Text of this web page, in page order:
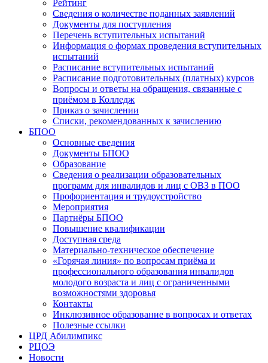
Рейтинг
Сведения о количестве поданных заявлений
Документы для поступления
Перечень вступительных испытаний
Информация о формах проведения вступительных
испытаний
Расписание вступительных испытаний
Расписание подготовительных (платных) курсов
Вопросы и ответы на обращения, связанные с
приёмом в Колледж
Приказ о зачислении
Списки, рекомендованных к зачислению
БПОО
Основные сведения
Документы БПОО
Образование
Сведения о реализации образовательных
программ для инвалидов и лиц с ОВЗ в ПОО
Профориентация и трудоустройство
Мероприятия
Партнёры БПОО
Повышение квалификации
Доступная среда
Материально-техническое обеспечение
«Горячая линия» по вопросам приёма и
профессионального образования инвалидов
молодого возраста и лиц с ограниченными
возможностями здоровья
Контакты
Инклюзивное образование в вопросах и ответах
Полезные ссылки
ЦРД Абилимпикс
РЦОЭ
Новости